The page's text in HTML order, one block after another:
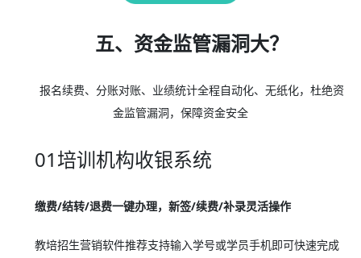
五、资金监管漏洞大？
报名续费、分账对账、业绩统计全程自动化、无纸化，杜绝资
金监管漏洞，保障资金安全
01培训机构收银系统
缴费/结转/退费一键办理，新签/续费/补录灵活操作
教培招生营销软件推荐支持输入学号或学员手机即可快速完成